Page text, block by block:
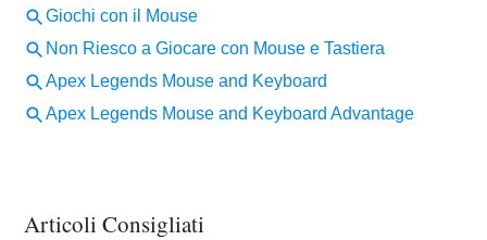
Articoli Consigliati